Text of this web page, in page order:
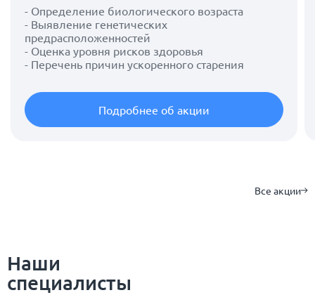
- Определение биологического возраста
- Выявление генетических
предрасположенностей
- Оценка уровня рисков здоровья
- Перечень причин ускоренного старения
Подробнее об акции
Все акции
Наши
специалисты